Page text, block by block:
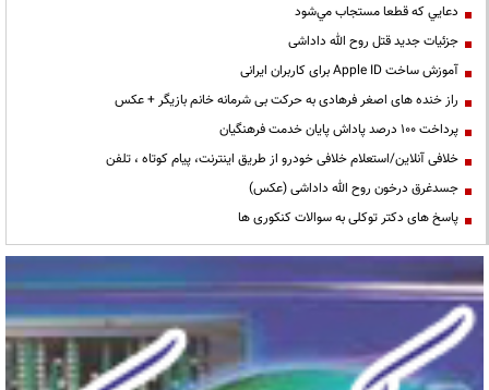
دعايي كه قطعا مستجاب مي‌شود
جزئیات جدید قتل روح الله داداشی
آموزش ساخت Apple ID برای کاربران ایرانی
راز خنده های اصغر فرهادی به حرکت بی شرمانه خانم بازیگر + عکس
پرداخت ۱۰۰ درصد پاداش پایان خدمت فرهنگیان
خلافی آنلاین/استعلام خلافی خودرو از طریق اینترنت، پیام کوتاه ، تلفن
جسدغرق درخون روح الله داداشی (عکس)
پاسخ های دکتر توکلی به سوالات کنکوری ها